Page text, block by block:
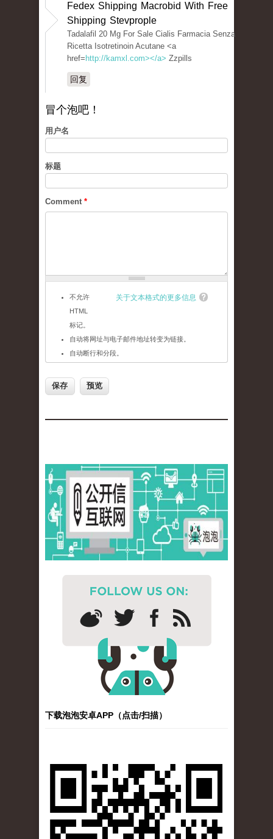
Fedex Shipping Macrobid With Free
Shipping Stevprople
Tadalafil 20 Mg For Sale Cialis Farmacia Senza
Ricetta Isotretinoin Acutane <a
href= http://kamxl.com></a> Zzpills
回复
冒个泡吧！
用户名
标题
Comment *
关于文本格式的更多信息
不允许
HTML
标记。
自动将网址与电子邮件地址转变为链接。
自动断行和分段。
下载泡泡安卓APP（点击/扫描）